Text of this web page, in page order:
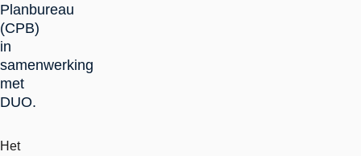
Planbureau
(CPB)
in
samenwerking
met
DUO.
Het